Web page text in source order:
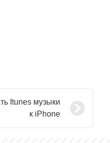
Itunes музыки
к iPhone